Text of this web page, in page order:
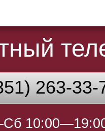
263-33-